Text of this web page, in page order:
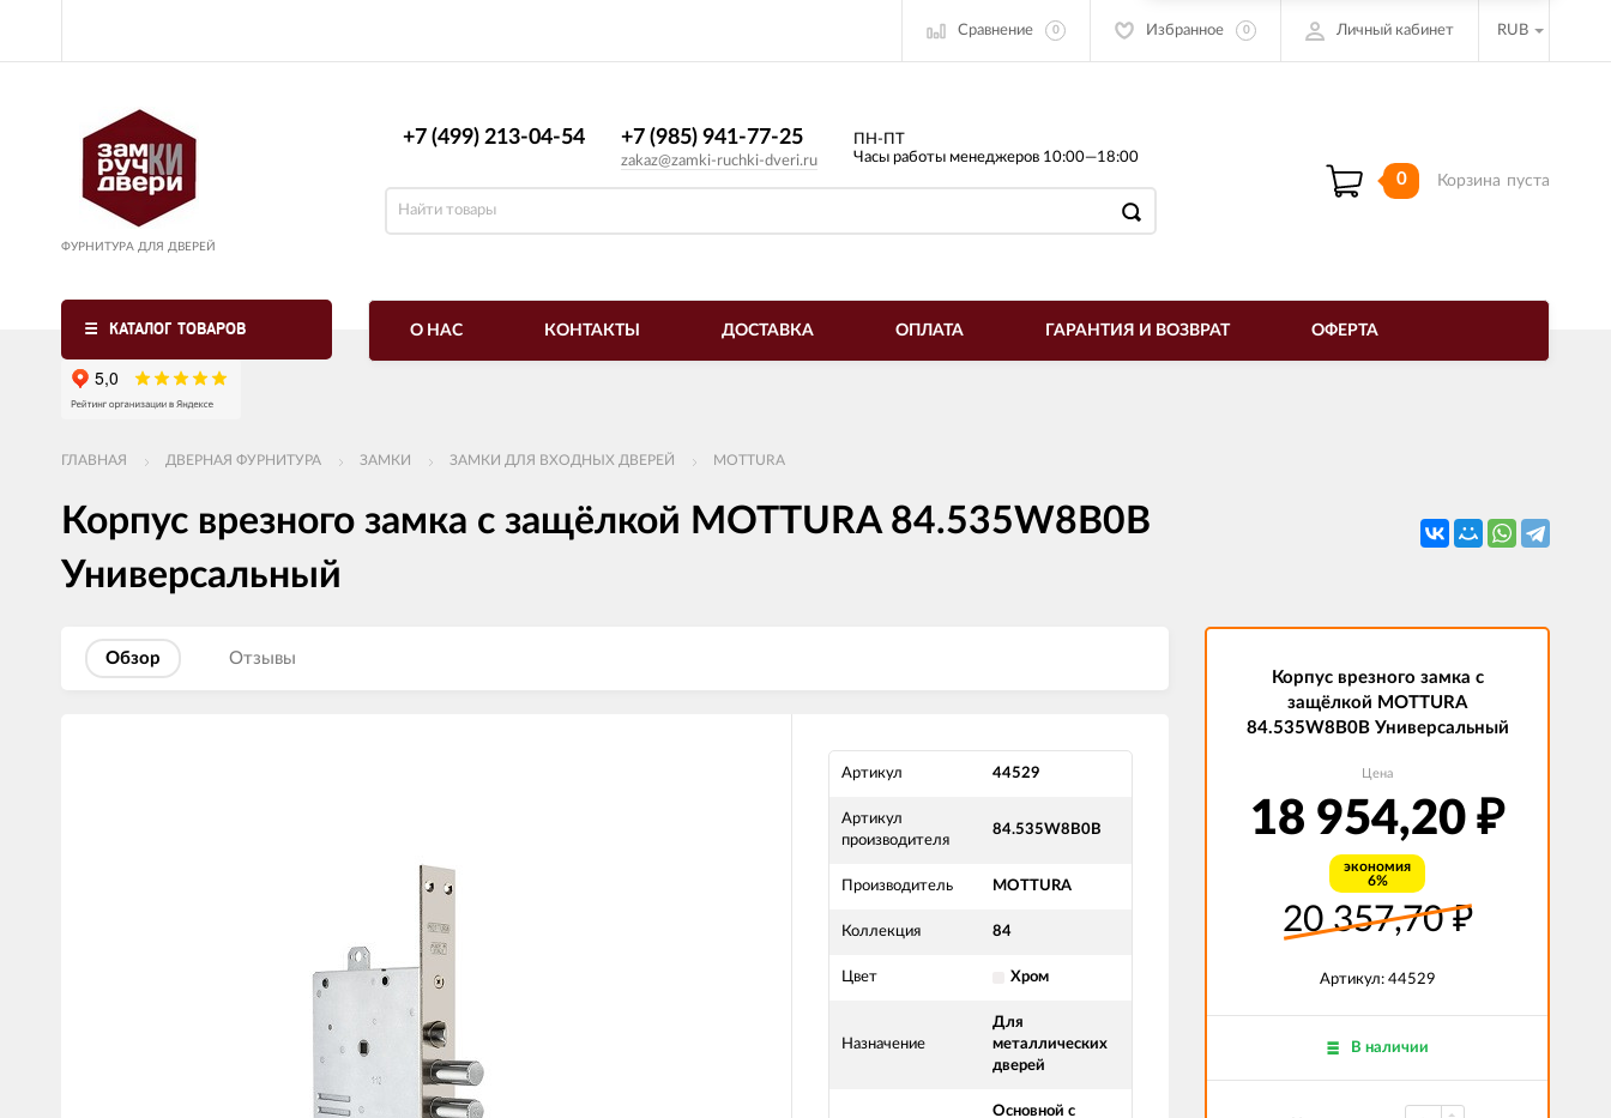
Сравнение 0 Избранное 0 Личный кабинет RUB
ФУРНИТУРА ДЛЯ ДВЕРЕЙ
+7 (499) 213-04-54​ +7 (985) 941-77-25
zakaz@zamki-ruchki-dveri.ru
ПН-ПТ
Часы работы менеджеров 10:00—18:00
0 Корзина пуста
КАТАЛОГ ТОВАРОВ О НАС КОНТАКТЫ ДОСТАВКА ОПЛАТА ГАРАНТИЯ И ВОЗВРАТ ОФЕРТА
ГЛАВНАЯ ДВЕРНАЯ ФУРНИТУРА ЗАМКИ ЗАМКИ ДЛЯ ВХОДНЫХ ДВЕРЕЙ MOTTURA
Корпус врезного замка с защёлкой MOTTURA 84.535W8B0B
Универсальный
Обзор Отзывы
Артикул 44529
Артикул
производителя
84.535W8B0B
Производитель MOTTURA
Коллекция 84
Цвет Хром
Назначение
Для
металлических
дверей
Основной с
Корпус врезного замка с
защёлкой MOTTURA
84.535W8B0B Универсальный
Цена
18 954,20 ₽
экономия
6%
20 357,70₽
Артикул: 44529
В наличии